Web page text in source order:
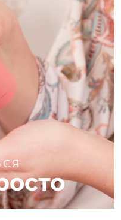
Ожидаемая дата доставки
8/9/26
дата доставки
8/10/26
Ожидаемая дата доставки
8/8/26
дата доставки
8/8/26
дата доставки
8/10/26